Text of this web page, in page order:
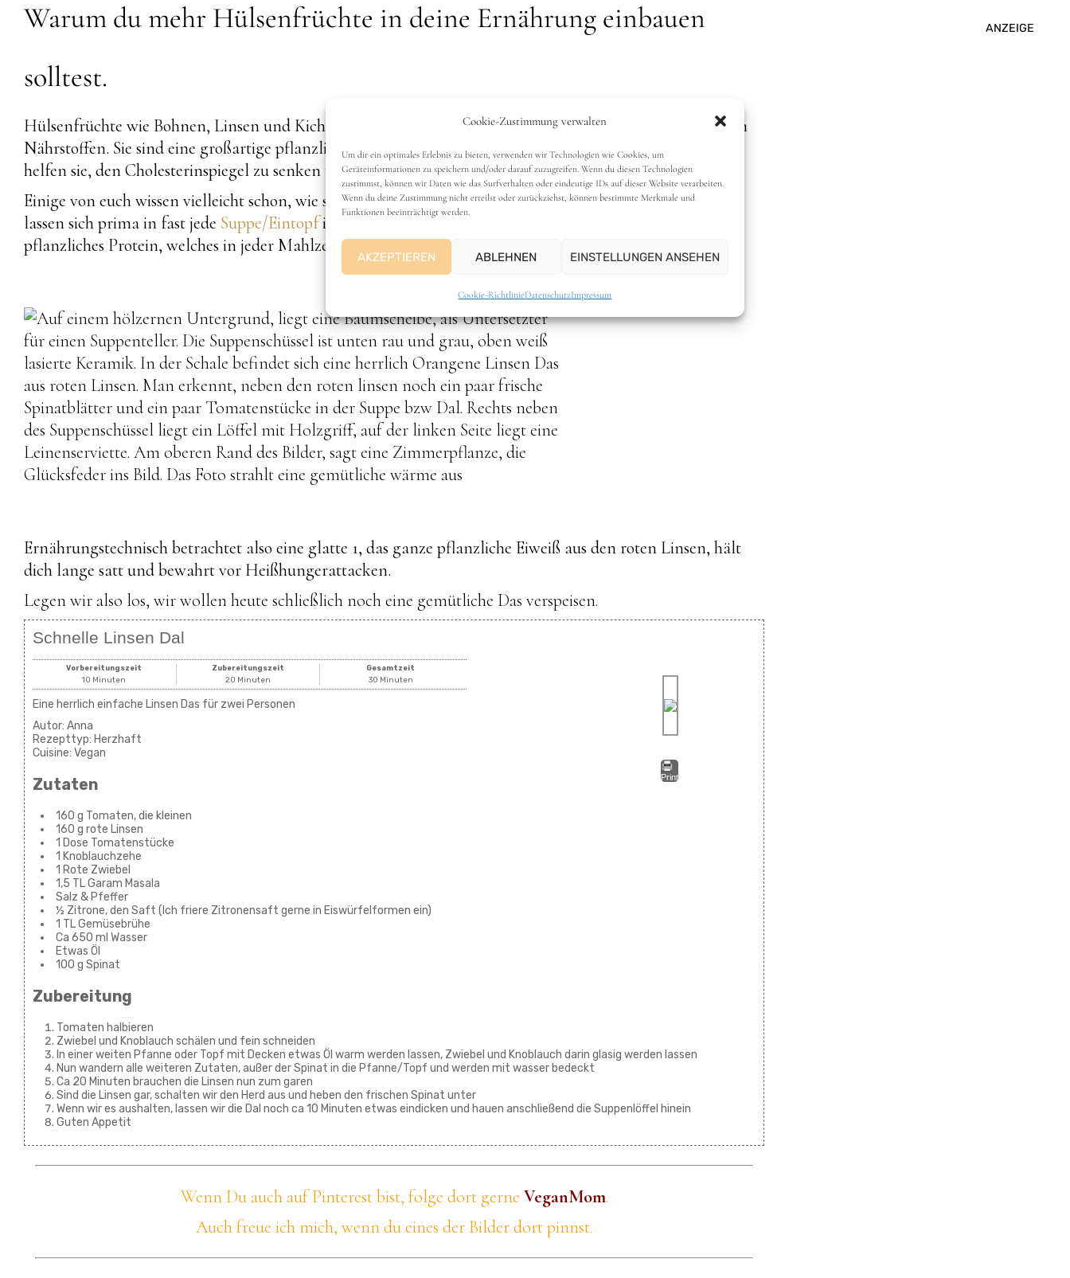
Cookie-Zustimmung verwalten
Um dir ein optimales Erlebnis zu bieten, verwenden wir Technologien wie Cookies, um
Geräteinformationen zu speichern und/oder darauf zuzugreifen. Wenn du diesen Technologien
zustimmst, können wir Daten wie das Surfverhalten oder eindeutige IDs auf dieser Website verarbeiten.
Wenn du deine Zustimmung nicht erteilst oder zurückziehst, können bestimmte Merkmale und
Funktionen beeinträchtigt werden.
AKZEPTIEREN ABLEHNEN EINSTELLUNGEN ANSEHEN
Cookie-RichtlinieDatenschutzImpressum
Warum du mehr Hülsenfrüchte in deine Ernährung einbauen
solltest.
Hülsenfrüchte wie Bohnen, Linsen und Kichererbsen sind reich an Proteinen, Ballaststoffen und wichtigen
Nährstoffen. Sie sind eine großartige pflanzliche Proteinquelle und tragen zur Sättigung bei. Außerdem
helfen sie, den Cholesterinspiegel zu senken und das Risiko von Herzkrankheiten zu reduzieren.
Einige von euch wissen vielleicht schon, wie sehr ichHülsenfrüchteund speziell Rote linsen liebe.Linsen
lassen sich prima in fast jede Suppe/Eintopfintegrieren und sorgen so immer für eine ordentliche Portion
pflanzliches Protein, welches in jeder Mahlzeit vertreten sein sollte.
Ernährungstechnisch betrachtet also eine glatte 1, das ganze pflanzliche Eiweiß aus den roten Linsen, hält
dich lange satt und bewahrt vor Heißhungerattacken.
Legen wir also los, wir wollen heute schließlich noch eine gemütliche Das verspeisen.
Schnelle Linsen Dal
Print
Vorbereitungszeit
10 Minuten
Zubereitungszeit
20 Minuten
Gesamtzeit
30 Minuten
Eine herrlich einfache Linsen Das für zwei Personen
Autor: Anna
Rezepttyp: Herzhaft
Cuisine: Vegan
Zutaten
160 g Tomaten, die kleinen
160 g rote Linsen
1 Dose Tomatenstücke
1 Knoblauchzehe
1 Rote Zwiebel
1,5 TL Garam Masala
Salz & Pfeffer
½ Zitrone, den Saft (Ich friere Zitronensaft gerne in Eiswürfelformen ein)
1 TL Gemüsebrühe
Ca 650 ml Wasser
Etwas Öl
100 g Spinat
Zubereitung
Tomaten halbieren
Zwiebel und Knoblauch schälen und fein schneiden
In einer weiten Pfanne oder Topf mit Decken etwas Öl warm werden lassen, Zwiebel und Knoblauch darin glasig werden lassen
Nun wandern alle weiteren Zutaten, außer der Spinat in die Pfanne/Topf und werden mit wasser bedeckt
Ca 20 Minuten brauchen die Linsen nun zum garen
Sind die Linsen gar, schalten wir den Herd aus und heben den frischen Spinat unter
Wenn wir es aushalten, lassen wir die Dal noch ca 10 Minuten etwas eindicken und hauen anschließend die Suppenlöffel hinein
Guten Appetit
Wenn Du auch auf Pinterest bist, folge dort gerne VeganMom.
Auch freue ich mich, wenn du eines der Bilder dort pinnst.
ANZEIGE